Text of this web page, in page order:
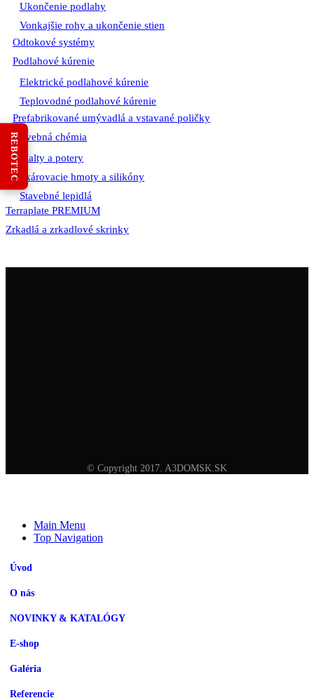
Ukončenie podlahy
Vonkajšie rohy a ukončenie stien
Odtokové systémy
Podlahové kúrenie
Elektrické podlahové kúrenie
Teplovodné podlahové kúrenie
Prefabrikované umývadlá a vstavané poličky
Stavebná chémia
Malty a potery
Škárovacie hmoty a silikóny
Stavebné lepidlá
Terraplate PREMIUM
Zrkadlá a zrkadlové skrinky
© Copyright 2017. A3DOMSK.SK
Main Menu
Top Navigation
Úvod
O nás
NOVINKY & KATALÓGY
E-shop
Galéria
Referencie
REBOTEC